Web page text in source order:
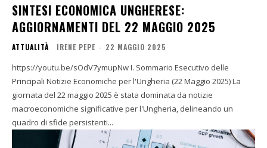
SINTESI ECONOMICA UNGHERESE:
AGGIORNAMENTI DEL 22 MAGGIO 2025
ATTUALITÀ IRENE PEPE - 22 MAGGIO 2025
https://youtu.be/sOdV7ymupNw I. Sommario Esecutivo delle
Principali Notizie Economiche per l'Ungheria (22 Maggio 2025) La
giornata del 22 maggio 2025 è stata dominata da notizie
macroeconomiche significative per l'Ungheria, delineando un
quadro di sfide persistenti...